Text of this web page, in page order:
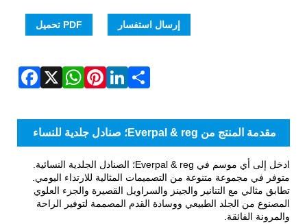
إرسال استفسار PDF تحميل
مقدمة المنتج من Everpal & reg؛ صنادل جلدية للنساء
ادخل إلى أي موسم في Everpal & reg؛ الصنادل الجلدية النسائية.
متوفر في مجموعة متنوعة من التصميمات المثالية للارتداء اليومي.
تطابق مثالي مع التنانير والجينز والسراويل القصيرة والجزء العلوي
المصنوع من الجلد الطبيعي ووسادة القدم المصممة لتوفير الراحة
والمرونة الفائقة.